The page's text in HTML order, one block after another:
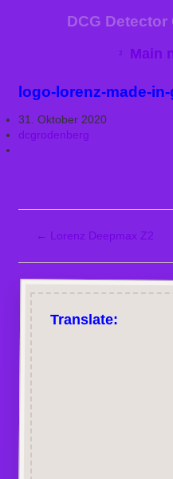
DCG Detector
Main
logo-lorenz-made-
31. Oktober 2020
dcgrodenberg
← Lorenz Deepmax Z2
Translate: